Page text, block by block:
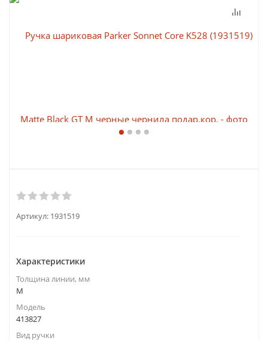
Артикул: 1931519
Характеристики
Толщина линии, мм
M
Модель
413827
Вид ручки